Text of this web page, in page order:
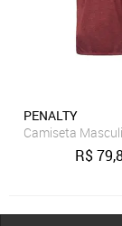
PENALTY
Camiseta
R$